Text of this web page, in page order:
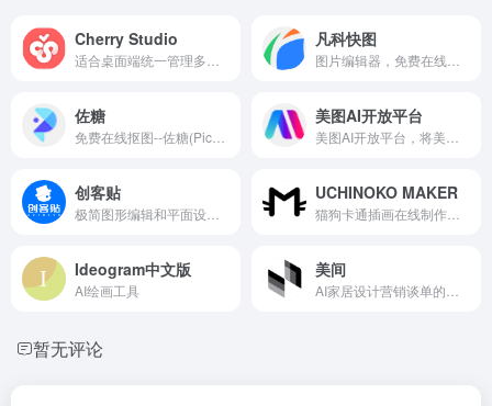
Cherry Studio 凡科快图
佐糖 美图AI开放平台
创客贴 UCHINOKO MAKER
Ideogram中文版
AI绘画工具
美间
暂无评论